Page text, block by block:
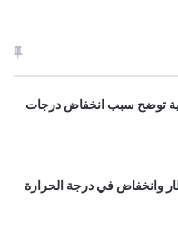
توضح سبب انخفاض درجات
وانخفاض في درجة الحرارة